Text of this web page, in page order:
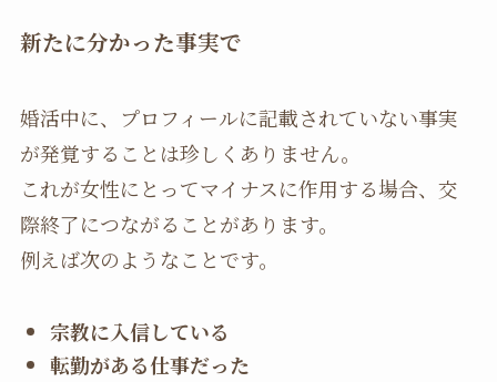
新たに分かった事実で
婚活中に、プロフィールに記載されていない事実
が発覚することは珍しくありません。
これが女性にとってマイナスに作用する場合、交
際終了につながることがあります。
例えば次のようなことです。
宗教に入信している
転勤がある仕事だった